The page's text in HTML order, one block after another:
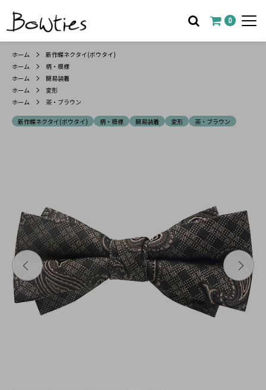
0
ホーム
新作蝶ネクタイ(ボウタイ)
ホーム
柄・模様
ホーム
簡易装着
ホーム
変形
ホーム
茶・ブラウン
新作蝶ネクタイ(ボウタイ) 柄・模様 簡易装着 変形 茶・ブラウン